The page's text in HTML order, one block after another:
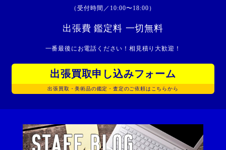
（受付時間／10:00〜18:00）
出張費 鑑定料 一切無料
一番最後にお電話ください！相見積り大歓迎！
出張買取申し込みフォーム
出張買取・美術品の鑑定・査定のご依頼はこちらから